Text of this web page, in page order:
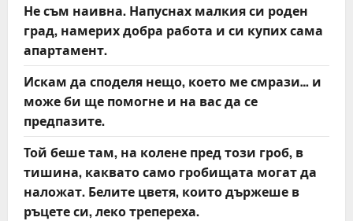
Не съм наивна. Напуснах малкия си роден
град, намерих добра работа и си купих сама
апартамент.
Искам да споделя нещо, което ме смрази… и
може би ще помогне и на вас да се
предпазите.
Той беше там, на колене пред този гроб, в
тишина, каквато само гробищата могат да
наложат. Белите цветя, които държеше в
ръцете си, леко трепереха.